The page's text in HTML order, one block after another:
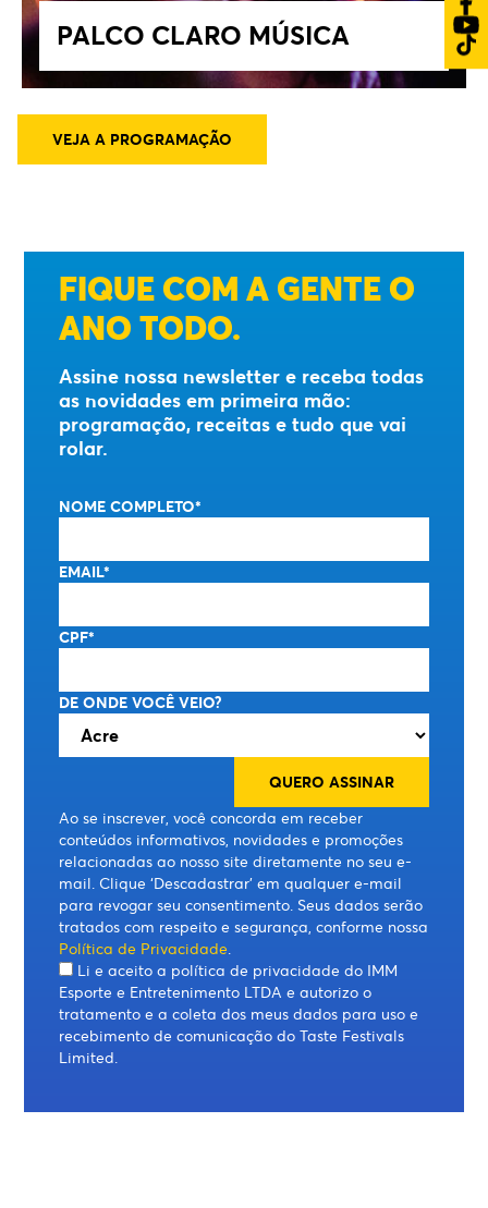
PALCO CLARO MÚSICA
VEJA A PROGRAMAÇÃO
FIQUE COM A GENTE O
ANO TODO.
Assine nossa newsletter e receba todas
as novidades em primeira mão:
programação, receitas e tudo que vai
rolar.
NOME COMPLETO*
EMAIL*
CPF*
DE ONDE VOCÊ VEIO?
Ao se inscrever, você concorda em receber
conteúdos informativos, novidades e promoções
relacionadas ao nosso site diretamente no seu e-
mail. Clique ‘Descadastrar’ em qualquer e-mail
para revogar seu consentimento. Seus dados serão
tratados com respeito e segurança, conforme nossa
Política de Privacidade.
Li e aceito a política de privacidade do IMM
Esporte e Entretenimento LTDA e autorizo o
tratamento e a coleta dos meus dados para uso e
recebimento de comunicação do Taste Festivals
Limited.